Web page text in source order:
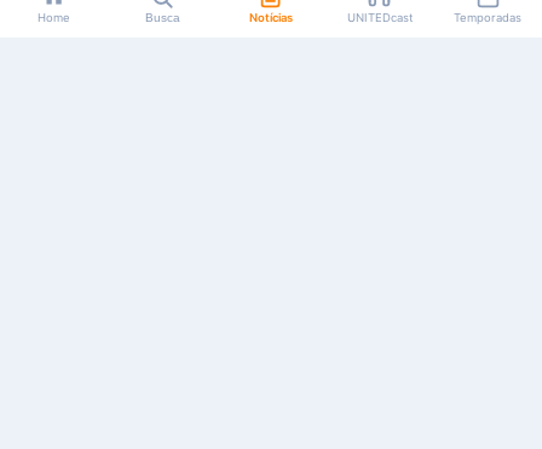
Home Busca Notícias UNITEDcast Temporadas